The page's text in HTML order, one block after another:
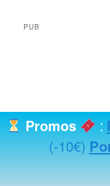
PUB
Promos :
(-10€)